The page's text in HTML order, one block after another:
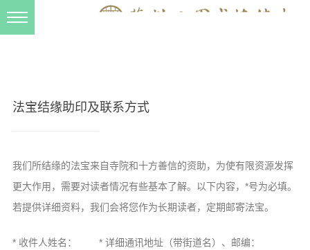
寺院管理
戒幢春秋
法宝结缘助印及联系方式
我们所结缘的法宝来自寺院和十方善信的资助，为使有限资源发挥
更大作用，需要对读者情况有些基本了解。以下内容，*号为必填。
若提供详细资料，我们会将您作为长期读者，定期邮寄法宝。
* 收件人姓名： * 详细通讯地址（带街道名）、邮编：